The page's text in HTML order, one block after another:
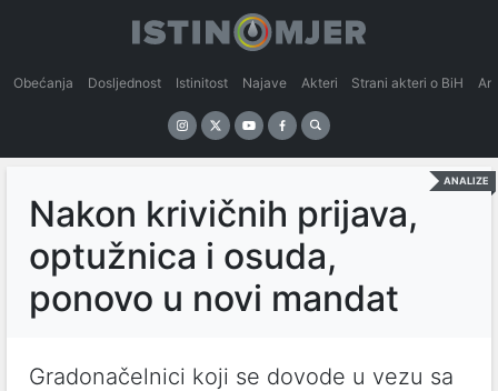
Obećanja Dosljednost Istinitost Najave Akteri Strani akteri o BiH
ANALIZE
Nakon krivičnih prijava,
optužnica i osuda,
ponovo u novi mandat
Gradonačelnici koji se dovode u vezu sa